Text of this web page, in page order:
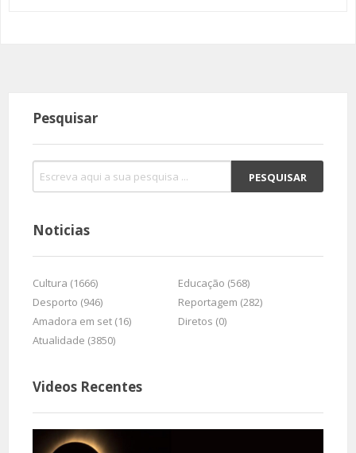
Pesquisar
Noticias
Cultura (1666)
Educação (568)
Desporto (946)
Reportagem (282)
Amadora em set (16)
Diretos (0)
Atualidade (3850)
Videos Recentes